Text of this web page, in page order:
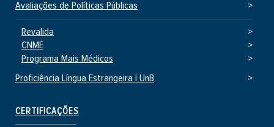
Avaliações de Políticas Públicas
Revalida
CNME
Programa Mais Médicos
Proficiência Língua Estrangeira | UnB
CERTIFICAÇÕES